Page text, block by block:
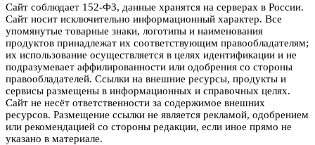
Сайт соблюдает 152-ФЗ, данные хранятся на серверах в России.
Сайт носит исключительно информационный характер. Все
упомянутые товарные знаки, логотипы и наименования
продуктов принадлежат их соответствующим правообладателям;
их использование осуществляется в целях идентификации и не
подразумевает аффилированности или одобрения со стороны
правообладателей. Ссылки на внешние ресурсы, продукты и
сервисы размещены в информационных и справочных целях.
Сайт не несёт ответственности за содержимое внешних
ресурсов. Размещение ссылки не является рекламой, одобрением
или рекомендацией со стороны редакции, если иное прямо не
указано в материале.